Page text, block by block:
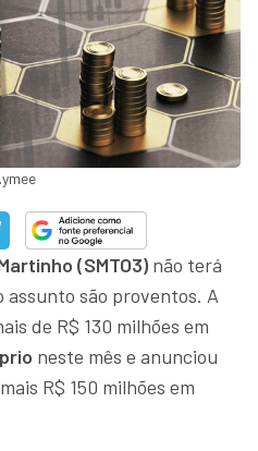
(SMTO3) não terá
são proventos. A
de R$ 130 milhões em
neste mês e anunciou
R$ 150 milhões em